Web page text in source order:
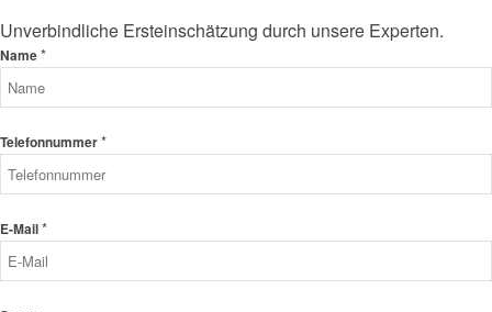
Unverbindliche Ersteinschätzung durch unsere Experten.
Name*
Telefonnummer*
E-Mail*